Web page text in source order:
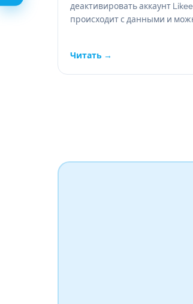
деактивировать аккаунт
происходит с данными и
Читать →